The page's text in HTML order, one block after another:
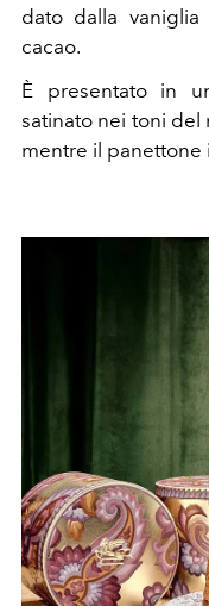
dato dalla
cacao.
È presentato in
satinato nei toni del
mentre il panettone